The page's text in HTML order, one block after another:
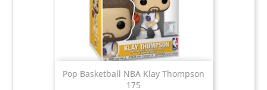
Pop Basketball NBA Klay Thompson
175